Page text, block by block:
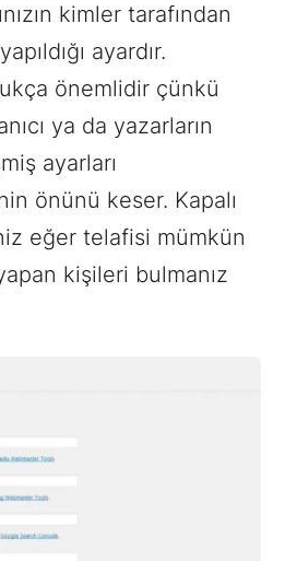
kimler tarafından
ayardır.
önemlidir çünkü
ya da yazarların
ayarları
önünü keser. Kapalı
eğer telafisi mümkün
kişileri bulmanız